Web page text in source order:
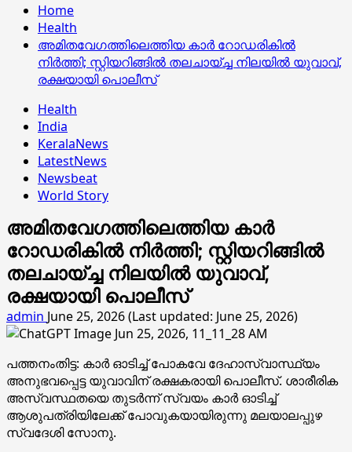
Home
Health
അമിതവേഗത്തിലെത്തിയ കാർ റോഡരികിൽ
നിർത്തി; സ്റ്റിയറിങ്ങിൽ തലചായ്ച്ച നിലയിൽ യുവാവ്,
രക്ഷയായി പൊലീസ്
Health
India
KeralaNews
LatestNews
Newsbeat
World Story
അമിതവേഗത്തിലെത്തിയ കാർ
റോഡരികിൽ നിർത്തി; സ്റ്റിയറിങ്ങിൽ
തലചായ്ച്ച നിലയിൽ യുവാവ്,
രക്ഷയായി പൊലീസ്
admin June 25, 2026 (Last updated: June 25, 2026)
പത്തനംതിട്ട: കാര്‍ ഓടിച്ച് പോകവേ ദേഹാസ്വാസ്ഥ്യം
അനുഭവപ്പെട്ട യുവാവിന് രക്ഷകരായി പൊലീസ്. ശാരീരിക
അസ്വസ്ഥതയെ തുടര്‍ന്ന് സ്വയം കാര്‍ ഓടിച്ച്
ആശുപത്രിയിലേക്ക് പോവുകയായിരുന്നു മലയാലപ്പുഴ
സ്വദേശി സോനു.